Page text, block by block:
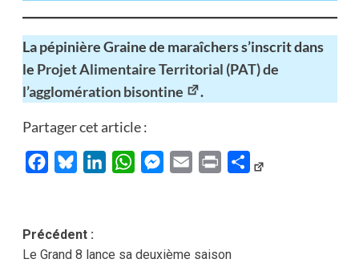
La pépinière Graine de maraîchers s’inscrit dans
le Projet Alimentaire Territorial (PAT) de
l’agglomération bisontine
.
Partager cet article :
FacebookBlueskyLinkedInWhatsAppMessenger
Email Print Partager
Navigation
Précédent :
Le Grand 8 lance sa deuxième saison